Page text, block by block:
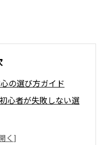
の選び方ガイド
心者が失敗しない選
いモデルの実用性と